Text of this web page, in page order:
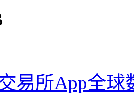
易所App全球